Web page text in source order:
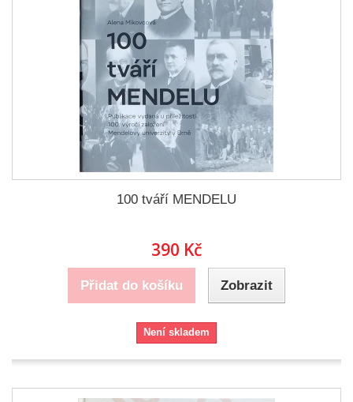
100 tváří MENDELU
390 Kč
Přidat do košíku Zobrazit
Není skladem